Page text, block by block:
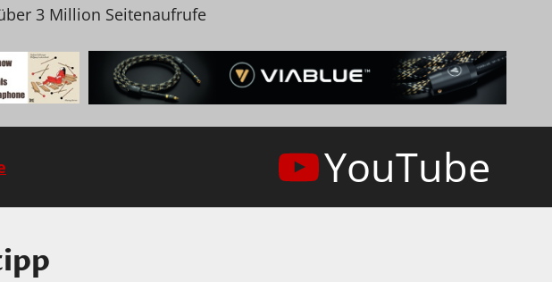
3 Million Seitenaufrufe
YouTube